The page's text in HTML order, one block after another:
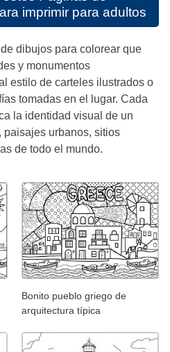
imprimir para adultos
dibujos para colorear que
y monumentos
estilo de carteles ilustrados o
tomadas en el lugar. Cada
la identidad visual de un
paisajes urbanos, sitios
de todo el mundo.
Bonito pueblo griego de
arquitectura típica